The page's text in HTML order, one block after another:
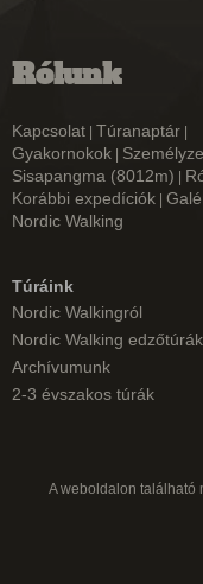
Rólunk
Kapcsolat | Túranaptár |
Gyakornokok |
Sisapangma (8012m) |
Korábbi expedíciók |
Nordic Walking
Túráink
Nordic Walkingról
Nordic Walking edzőtúrák
Archívumunk
2-3 évszakos túrák
A weboldalon található